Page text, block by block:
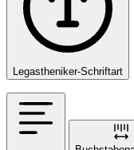
Legastheniker-Schriftart